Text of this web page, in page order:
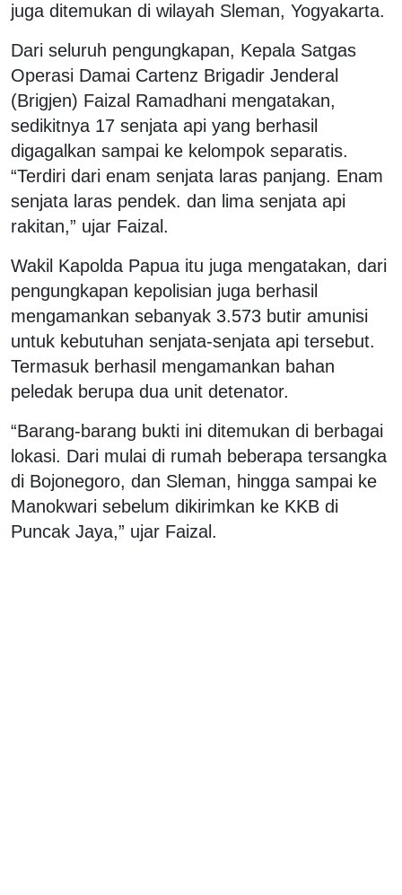
juga ditemukan di wilayah Sleman, Yogyakarta.
Dari seluruh pengungkapan, Kepala Satgas
Operasi Damai Cartenz Brigadir Jenderal
(Brigjen) Faizal Ramadhani mengatakan,
sedikitnya 17 senjata api yang berhasil
digagalkan sampai ke kelompok separatis.
“Terdiri dari enam senjata laras panjang. Enam
senjata laras pendek. dan lima senjata api
rakitan,” ujar Faizal.
Wakil Kapolda Papua itu juga mengatakan, dari
pengungkapan kepolisian juga berhasil
mengamankan sebanyak 3.573 butir amunisi
untuk kebutuhan senjata-senjata api tersebut.
Termasuk berhasil mengamankan bahan
peledak berupa dua unit detenator.
“Barang-barang bukti ini ditemukan di berbagai
lokasi. Dari mulai di rumah beberapa tersangka
di Bojonegoro, dan Sleman, hingga sampai ke
Manokwari sebelum dikirimkan ke KKB di
Puncak Jaya,” ujar Faizal.